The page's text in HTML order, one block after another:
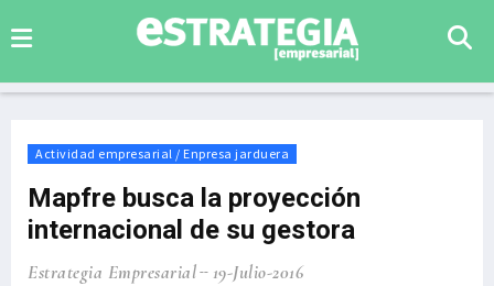
Actividad empresarial / Enpresa jarduera
Mapfre busca la proyección
internacional de su gestora
Estrategia Empresarial 19-Julio-2016